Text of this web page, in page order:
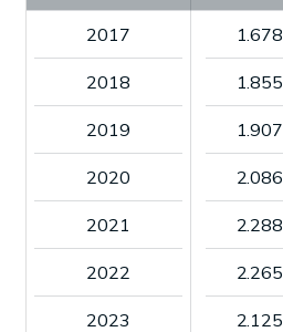
2017
2018
2019
2020
2021
2022
2023